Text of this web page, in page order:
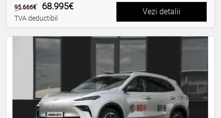
95.666€ 68.995€
TVA deductibil
Vezi detalii